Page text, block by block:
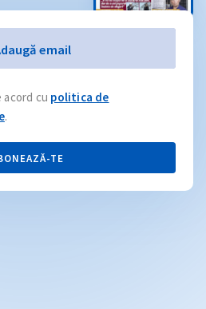
email
acord cu politica de
.
TE